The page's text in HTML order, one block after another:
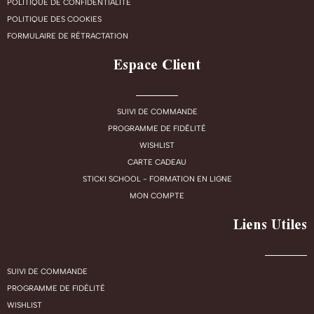
POLITIQUE DE CONFIDENTIALITÉ
POLITIQUE DES COOKIES
FORMULAIRE DE RÉTRACTATION
Espace Client
SUIVI DE COMMANDE
PROGRAMME DE FIDÉLITÉ
WISHLIST
CARTE CADEAU
STICKI SCHOOL - FORMATION EN LIGNE
MON COMPTE
Liens Utiles
SUIVI DE COMMANDE
PROGRAMME DE FIDÉLITÉ
WISHLIST